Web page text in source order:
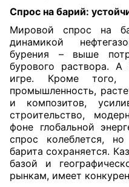
Спрос на барий:
Мировой спрос на
динамикой
бурения – выше
бурового раствора. А
игре. Кроме того,
промышленность,
и композитов,
строительство,
фоне глобальной
спрос колеблется, но
барита сохраняется.
базой и
рынкам, имеет